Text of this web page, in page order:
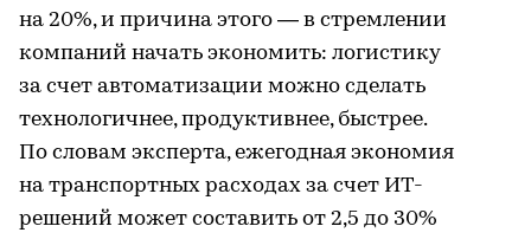
на 20%, и причина этого — в стремлении
компаний начать экономить: логистику
за счет автоматизации можно сделать
технологичнее, продуктивнее, быстрее.
По словам эксперта, ежегодная экономия
на транспортных расходах за счет ИТ-
решений может составить от 2,5 до 30%